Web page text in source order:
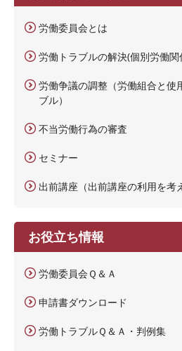
労働委員会とは
労働トラブルの解決(個別労働関
労働争議の調整（労働組合と使
ブル）
不当労働行為の審査
セミナー
出前講座（出前講座の利用を考
お役立ち情報
労働委員会Ｑ＆Ａ
申請書ダウンロード
労働トラブルＱ＆Ａ・判例集